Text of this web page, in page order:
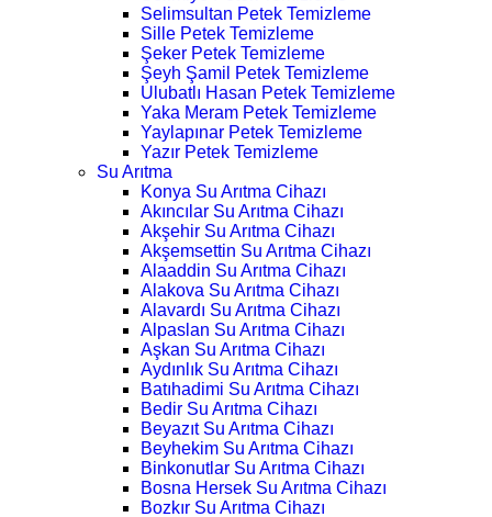
Selimsultan Petek Temizleme
Sille Petek Temizleme
Şeker Petek Temizleme
Şeyh Şamil Petek Temizleme
Ulubatlı Hasan Petek Temizleme
Yaka Meram Petek Temizleme
Yaylapınar Petek Temizleme
Yazır Petek Temizleme
Su Arıtma
Konya Su Arıtma Cihazı
Akıncılar Su Arıtma Cihazı
Akşehir Su Arıtma Cihazı
Akşemsettin Su Arıtma Cihazı
Alaaddin Su Arıtma Cihazı
Alakova Su Arıtma Cihazı
Alavardı Su Arıtma Cihazı
Alpaslan Su Arıtma Cihazı
Aşkan Su Arıtma Cihazı
Aydınlık Su Arıtma Cihazı
Batıhadimi Su Arıtma Cihazı
Bedir Su Arıtma Cihazı
Beyazıt Su Arıtma Cihazı
Beyhekim Su Arıtma Cihazı
Binkonutlar Su Arıtma Cihazı
Bosna Hersek Su Arıtma Cihazı
Bozkır Su Arıtma Cihazı